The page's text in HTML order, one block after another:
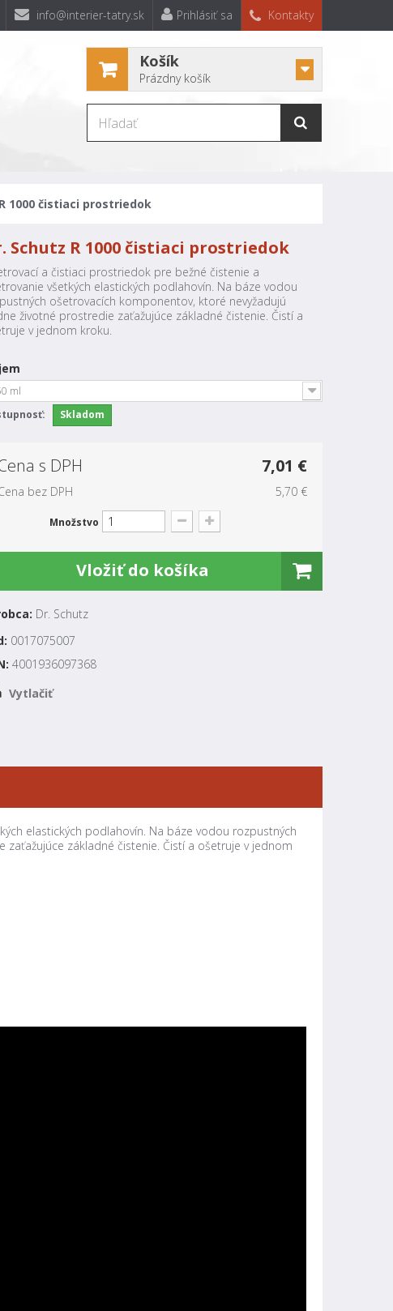
info@interier-tatry.sk Prihlásiť sa Kontakty
Košík
Prázdny košík
1000 čistiaci prostriedok
Schutz R 1000 čistiaci prostriedok
a čistiaci prostriedok pre bežné čistenie a
všetkých elastických podlahovín. Na báze vodou
ošetrovacích komponentov, ktoré nevyžadujú
životné prostredie zaťažujúce základné čistenie. Čistí a
v jednom kroku.
ml
Skladom
s DPH 7,01 €
bez DPH 5,70 €
Množstvo
Vložiť do košíka
Dr. Schutz
0017075007
4001936097368
Vytlačiť
elastických podlahovín. Na báze vodou rozpustných
základné čistenie. Čistí a ošetruje v jednom